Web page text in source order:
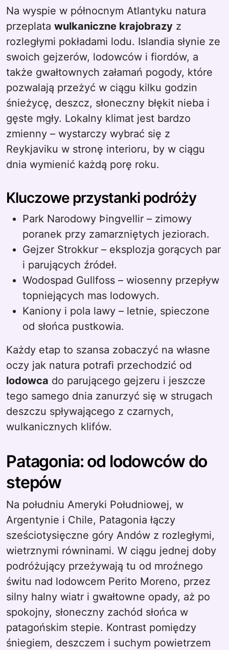
Na wyspie w północnym Atlantyku natura
przeplata wulkaniczne krajobrazy z
rozległymi pokładami lodu. Islandia słynie ze
swoich gejzerów, lodowców i fiordów, a
także gwałtownych załamań pogody, które
pozwalają przeżyć w ciągu kilku godzin
śnieżycę, deszcz, słoneczny błękit nieba i
gęste mgły. Lokalny klimat jest bardzo
zmienny – wystarczy wybrać się z
Reykjaviku w stronę interioru, by w ciągu
dnia wymienić każdą porę roku.
Kluczowe przystanki podróży
Park Narodowy Þingvellir – zimowy
poranek przy zamarzniętych jeziorach.
Gejzer Strokkur – eksplozja gorących par
i parujących źródeł.
Wodospad Gullfoss – wiosenny przepływ
topniejących mas lodowych.
Kaniony i pola lawy – letnie, spieczone
od słońca pustkowia.
Każdy etap to szansa zobaczyć na własne
oczy jak natura potrafi przechodzić od
lodowca do parującego gejzeru i jeszcze
tego samego dnia zanurzyć się w strugach
deszczu spływającego z czarnych,
wulkanicznych klifów.
Patagonia: od lodowców do
stepów
Na południu Ameryki Południowej, w
Argentynie i Chile, Patagonia łączy
sześciotysięczne góry Andów z rozległymi,
wietrznymi równinami. W ciągu jednej doby
podróżujący przeżywają tu od mroźnego
świtu nad lodowcem Perito Moreno, przez
silny halny wiatr i gwałtowne opady, aż po
spokojny, słoneczny zachód słońca w
patagońskim stepie. Kontrast pomiędzy
śniegiem, deszczem i suchym powietrzem